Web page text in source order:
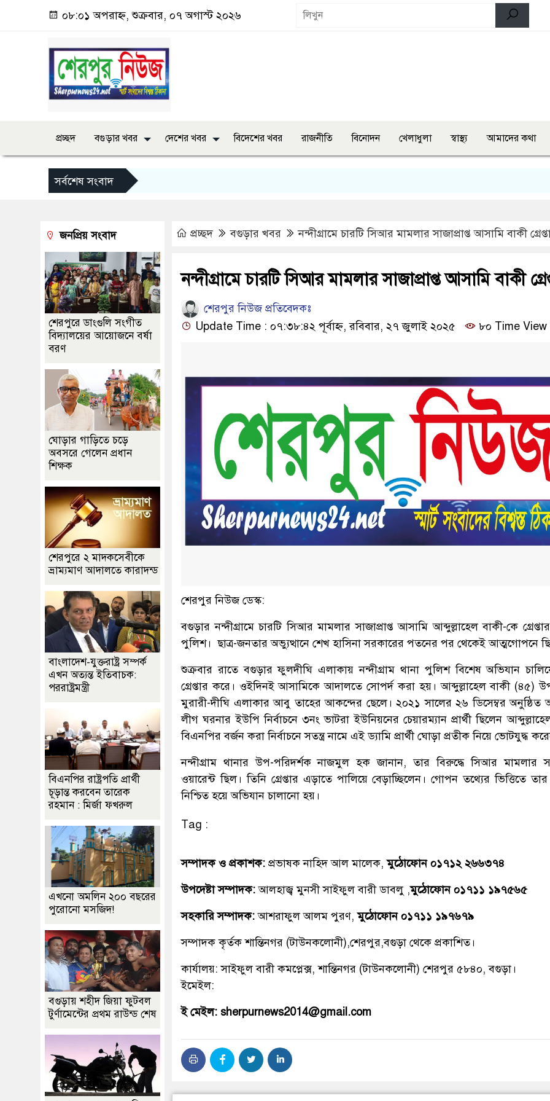
০৮:০১ অপরাহ্ন, শুক্রবার, ০৭ অগাস্ট ২০২৬
প্রচ্ছদ বগুড়ার খবর দেশের খবর বিদেশের খবর রাজনীতি বিনোদন খেলাধুলা স্বাস্থ্য আমাদের কথা
সর্বশেষ সংবাদ
প্রচ্ছদ বগুড়ার খবর নন্দীগ্রামে চারটি সিআর মামলার সাজাপ্রাপ্ত আসামি বাকী
নন্দীগ্রামে চারটি সিআর মামলার সাজাপ্রাপ্ত আসামি বাকী
শেরপুর নিউজ প্রতিবেদকঃ
Update Time : ০৭:৩৮:৪২ পূর্বাহ্ন, রবিবার, ২৭ জুলাই ২০২৫
৮০ Time View
শেরপুর নিউজ ডেস্ক:
বগুড়ার নন্দীগ্রামে চারটি সিআর মামলার সাজাপ্রাপ্ত আসামি আব্দুল্লাহেল বাকী-কে
পুলিশ। ছাত্র-জনতার অভ্যুত্থানে শেখ হাসিনা সরকারের পতনের পর থেকেই আত্মগোপনে
শুক্রবার রাতে বগুড়ার ফুলদীঘি এলাকায় নন্দীগ্রাম থানা পুলিশ বিশেষ অভিযান
গ্রেপ্তার করে। ওইদিনই আসামিকে আদালতে সোপর্দ করা হয়। আব্দুল্লাহেল বাকী (৪৫)
মুরারী-দীঘি এলাকার আবু তাহের আকন্দের ছেলে। ২০২১ সালের ২৬ ডিসেম্বর অনুষ্ঠিত
লীগ ঘরনার ইউপি নির্বাচনে ৩নং ভাটরা ইউনিয়নের চেয়ারম্যান প্রার্থী ছিলেন
বিএনপির বর্জন করা নির্বাচনে সতন্ত্র নামে এই ড্যামি প্রার্থী ঘোড়া প্রতীক নিয়ে ভোটযুদ্ধ
নন্দীগ্রাম থানার উপ-পরিদর্শক নাজমুল হক জানান, তার বিরুদ্ধে সিআর মামলার
ওয়ারেন্ট ছিল। তিনি গ্রেপ্তার এড়াতে পালিয়ে বেড়াচ্ছিলেন। গোপন তথ্যের ভিত্তিতে তার
নিশ্চিত হয়ে অভিযান চালানো হয়।
Tag :
সম্পাদক ও প্রকাশক: প্রভাষক নাহিদ আল মালেক,মুঠোফোন ০১৭১২ ২৬৬৩৭৪
উপদেষ্টা সম্পাদক:আলহাজ্ব মুনসী সাইফুল বারী ডাবলু ,মুঠোফোন ০১৭১১ ১৯৭৫৬৫
সহকারি সম্পাদক:আশরাফুল আলম পুরণ,মুঠোফোন ০১৭১১ ১৯৭৬৭৯
সম্পাদক কৃর্তক শান্তিনগর (টাউনকলোনী),শেরপুর,বগুড়া থেকে প্রকাশিত।
কার্যালয়: সাইফুল বারী কমপ্লেক্স, শান্তিনগর (টাউনকলোনী) শেরপুর ৫৮৪০, বগুড়া।
ইমেইল:
ই মেইল: sherpurnews2014@gmail.com
জনপ্রিয় সংবাদ
শেরপুরে ডাংগুলি সংগীত
বিদ্যালয়ের আয়োজনে বর্ষা
বরণ
ঘোড়ার গাড়িতে চড়ে
অবসরে গেলেন প্রধান
শিক্ষক
শেরপুরে ২ মাদকসেবীকে
ভ্রাম্যমাণ আদালতে কারাদন্ড
বাংলাদেশ-যুক্তরাষ্ট্র সম্পর্ক
এখন অত্যন্ত ইতিবাচক:
পররাষ্ট্রমন্ত্রী
বিএনপির রাষ্ট্রপতি প্রার্থী
চূড়ান্ত করবেন তারেক
রহমান : মির্জা ফখরুল
এখনো অমলিন ২০০ বছরের
পুরোনো মসজিদ!
বগুড়ায় শহীদ জিয়া ফুটবল
টুর্ণামেন্টের প্রথম রাউন্ড শেষ